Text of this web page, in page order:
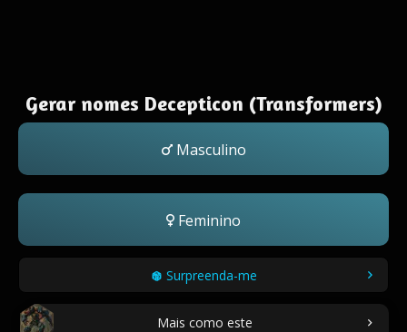
Gerar nomes Decepticon (Transformers)
Masculino
Feminino
Surpreenda-me
Mais como este